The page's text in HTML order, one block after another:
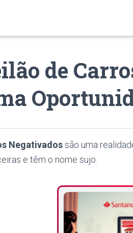
de
Negativadossão uma
e têm o nome sujo.